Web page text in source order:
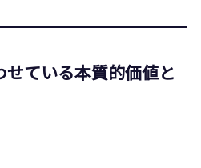
ている本質的価値と